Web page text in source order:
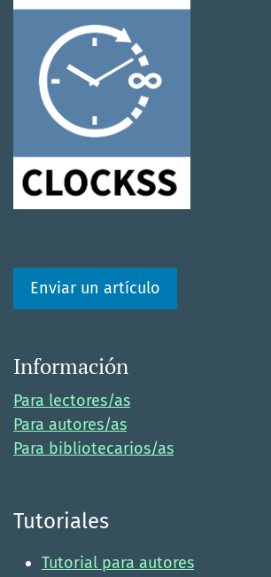
Enviar un artículo
Información
Para lectores/as
Para autores/as
Para bibliotecarios/as
Tutoriales
Tutorial para autores